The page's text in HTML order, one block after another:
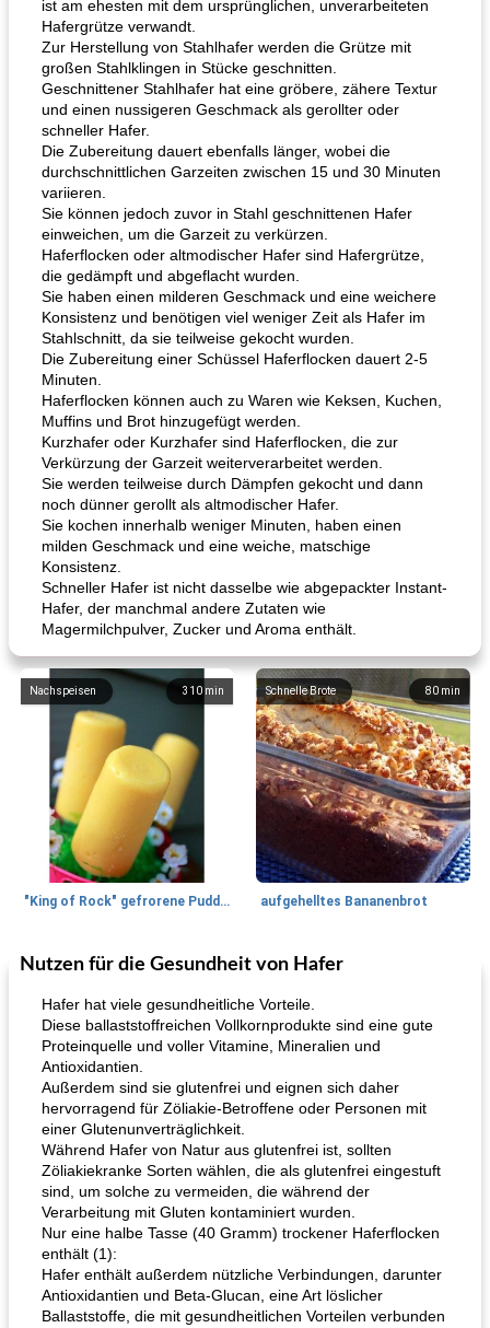
ist am ehesten mit dem ursprünglichen, unverarbeiteten
Hafergrütze verwandt.
Zur Herstellung von Stahlhafer werden die Grütze mit
großen Stahlklingen in Stücke geschnitten.
Geschnittener Stahlhafer hat eine gröbere, zähere Textur
und einen nussigeren Geschmack als gerollter oder
schneller Hafer.
Die Zubereitung dauert ebenfalls länger, wobei die
durchschnittlichen Garzeiten zwischen 15 und 30 Minuten
variieren.
Sie können jedoch zuvor in Stahl geschnittenen Hafer
einweichen, um die Garzeit zu verkürzen.
Haferflocken oder altmodischer Hafer sind Hafergrütze,
die gedämpft und abgeflacht wurden.
Sie haben einen milderen Geschmack und eine weichere
Konsistenz und benötigen viel weniger Zeit als Hafer im
Stahlschnitt, da sie teilweise gekocht wurden.
Die Zubereitung einer Schüssel Haferflocken dauert 2-5
Minuten.
Haferflocken können auch zu Waren wie Keksen, Kuchen,
Muffins und Brot hinzugefügt werden.
Kurzhafer oder Kurzhafer sind Haferflocken, die zur
Verkürzung der Garzeit weiterverarbeitet werden.
Sie werden teilweise durch Dämpfen gekocht und dann
noch dünner gerollt als altmodischer Hafer.
Sie kochen innerhalb weniger Minuten, haben einen
milden Geschmack und eine weiche, matschige
Konsistenz.
Schneller Hafer ist nicht dasselbe wie abgepackter Instant-
Hafer, der manchmal andere Zutaten wie
Magermilchpulver, Zucker und Aroma enthält.
310 min
Nachspeisen
"King of Rock" gefrorene Pudding Pops
80 min
Schnelle Brote
aufgehelltes Bananenbrot
27min
Mittagessen / Snacks
Hühnchen, Süßkartoffelsuppe
Potluck Desserts
Nutzen für die Gesundheit von Hafer
Hafer hat viele gesundheitliche Vorteile.
Diese ballaststoffreichen Vollkornprodukte sind eine gute
Proteinquelle und voller Vitamine, Mineralien und
Antioxidantien.
Außerdem sind sie glutenfrei und eignen sich daher
hervorragend für Zöliakie-Betroffene oder Personen mit
einer Glutenunverträglichkeit.
Während Hafer von Natur aus glutenfrei ist, sollten
Zöliakiekranke Sorten wählen, die als glutenfrei eingestuft
sind, um solche zu vermeiden, die während der
Verarbeitung mit Gluten kontaminiert wurden.
Nur eine halbe Tasse (40 Gramm) trockener Haferflocken
enthält (1):
Hafer enthält außerdem nützliche Verbindungen, darunter
Antioxidantien und Beta-Glucan, eine Art löslicher
Ballaststoffe, die mit gesundheitlichen Vorteilen verbunden